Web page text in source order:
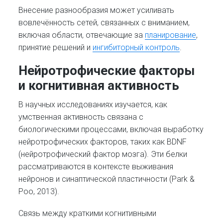
Внесение разнообразия может усиливать
вовлечённость сетей, связанных с вниманием,
включая области, отвечающие за планирование,
принятие решений и ингибиторный контроль.
Нейротрофические факторы
и когнитивная активность
В научных исследованиях изучается, как
умственная активность связана с
биологическими процессами, включая выработку
нейротрофических факторов, таких как BDNF
(нейротрофический фактор мозга). Эти белки
рассматриваются в контексте выживания
нейронов и синаптической пластичности (Park &
Poo, 2013).
Связь между краткими когнитивными